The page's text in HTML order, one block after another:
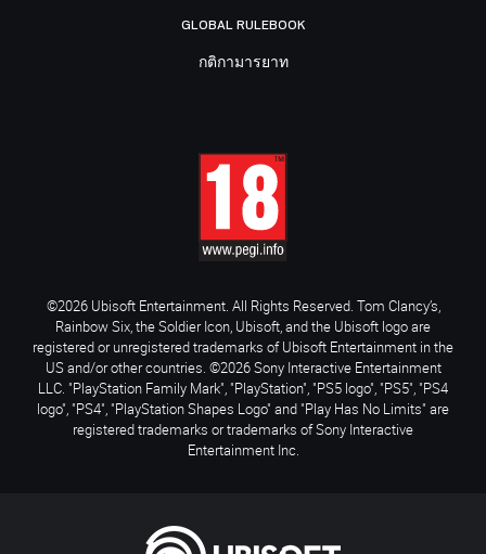
GLOBAL RULEBOOK
กติกามารยาท
©2026 Ubisoft Entertainment. All Rights Reserved. Tom Clancy’s,
Rainbow Six, the Soldier Icon, Ubisoft, and the Ubisoft logo are
registered or unregistered trademarks of Ubisoft Entertainment in the
US and/or other countries. ©2026 Sony Interactive Entertainment
LLC. "PlayStation Family Mark", "PlayStation", "PS5 logo", "PS5", "PS4
logo", "PS4", "PlayStation Shapes Logo" and "Play Has No Limits" are
registered trademarks or trademarks of Sony Interactive
Entertainment Inc.